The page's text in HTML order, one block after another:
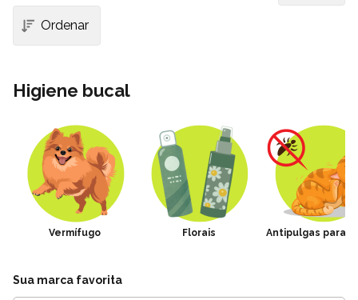
Higiene bucal
Vermífugo Florais Antipulgas para
Sua marca favorita